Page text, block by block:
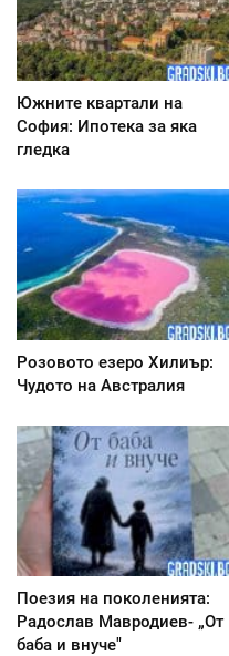
Южните квартали на
София: Ипотека за яка
гледка
Розовото езеро Хилиър:
Чудото на Австралия
Поезия на поколенията:
Радослав Мавродиев- „От
баба и внуче"